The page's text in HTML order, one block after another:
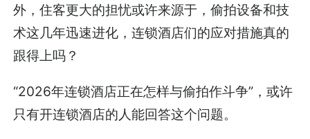
外，住客更大的担忧或许来源于，偷拍设备和技
术这几年迅速进化，连锁酒店们的应对措施真的
跟得上吗？
“2026年连锁酒店正在怎样与偷拍作斗争”，或许
只有开连锁酒店的人能回答这个问题。